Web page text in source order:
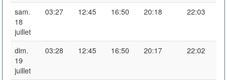
sam.
18
juillet
03:27 12:45 16:50 20:18 22:03
dim.
19
juillet
03:28 12:45 16:50 20:17 22:02